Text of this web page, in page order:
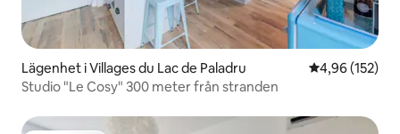
Lägenhet i Villages du Lac de Paladru 4,96 av 5 i
4,96 (152)
Studio "Le Cosy" 300 meter från stranden